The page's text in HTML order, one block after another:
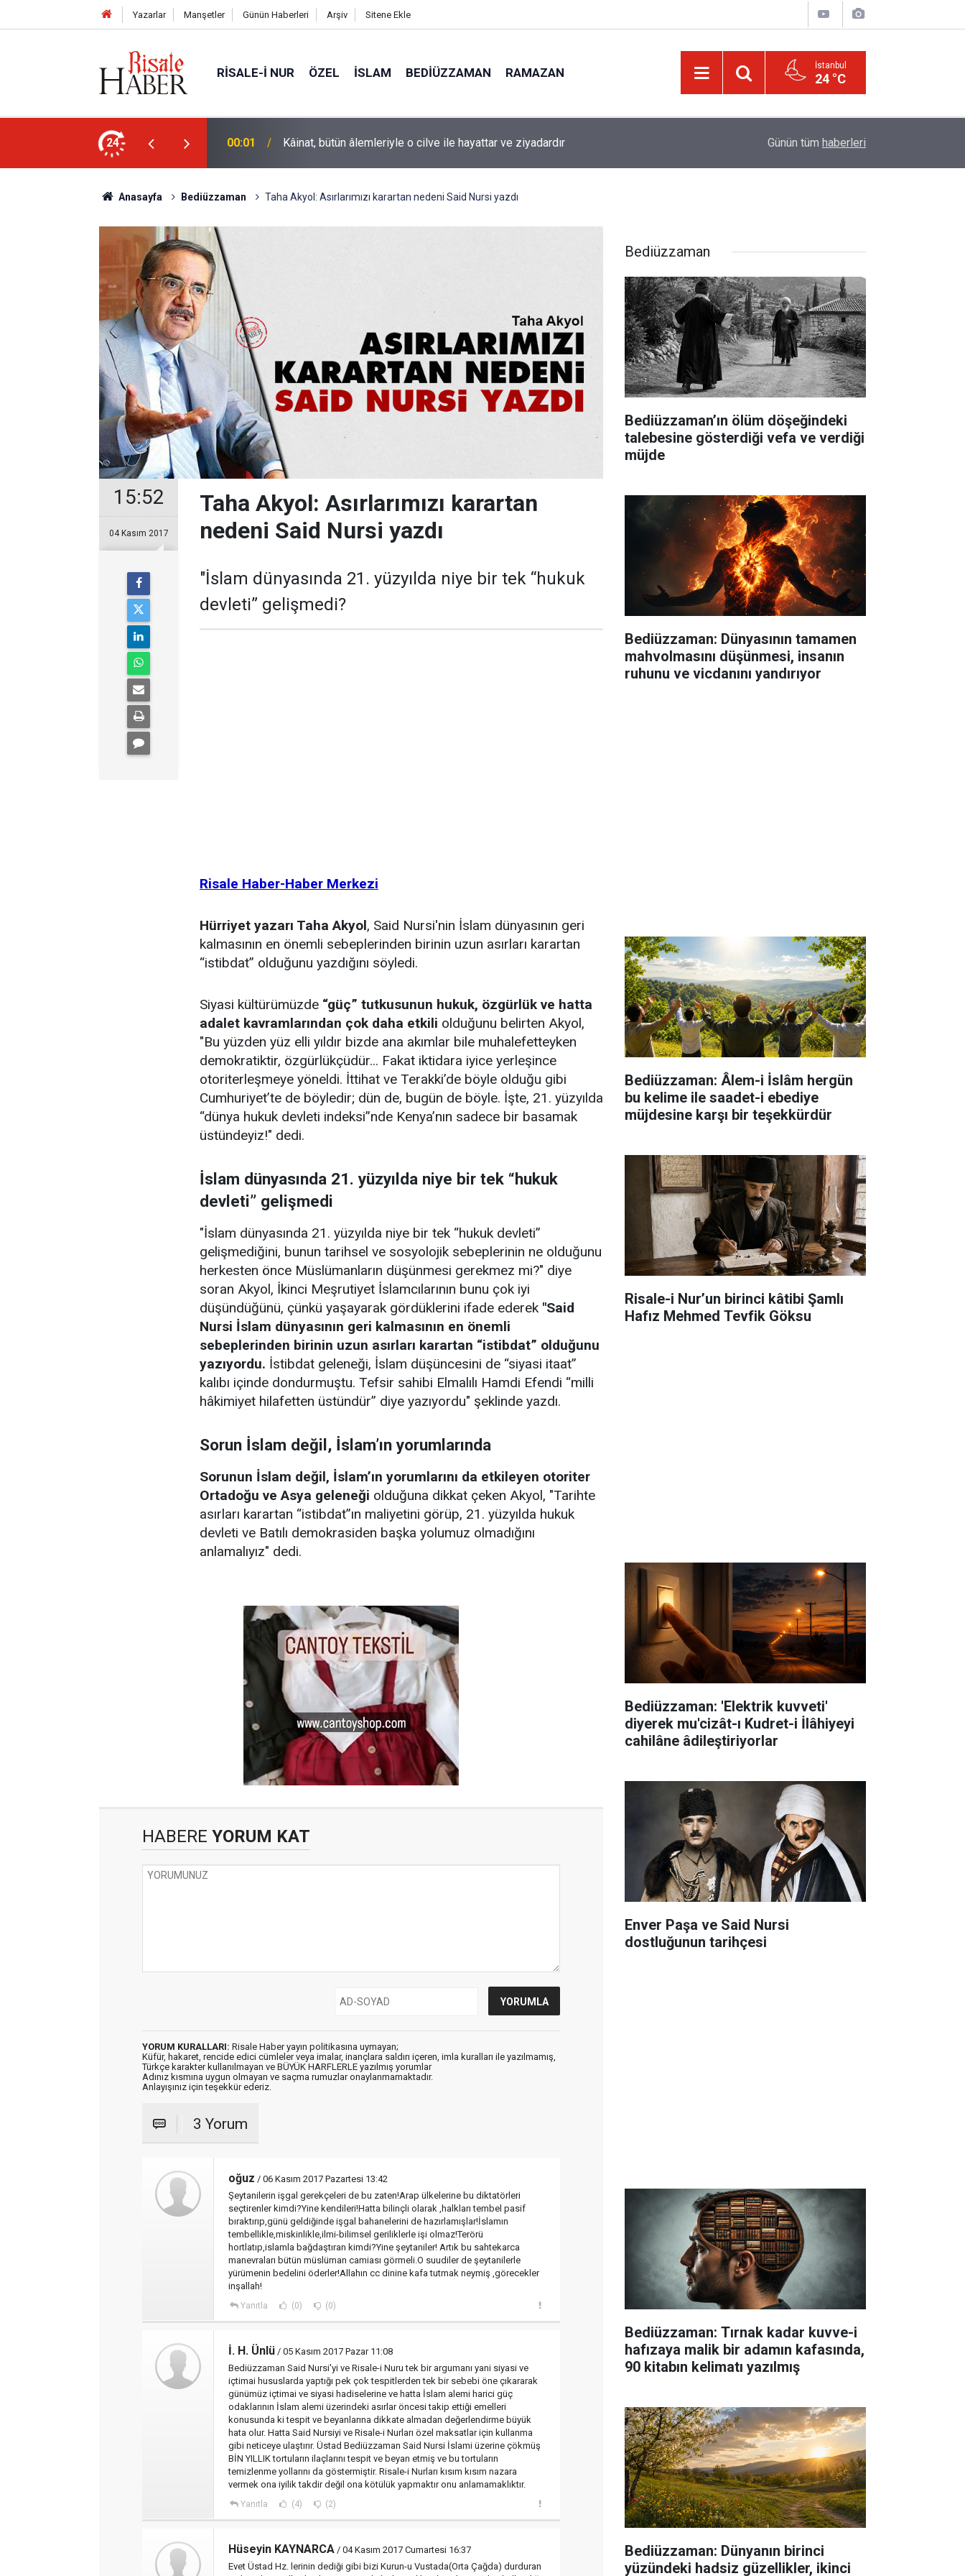
Yazarlar Manşetler Günün Haberleri Arşiv Sitene Ekle
RISALE-I NUR ÖZEL İSLAM BEDIÜZZAMAN RAMAZAN İstanbul
24 °C
24
de kaldırıp yere çaldı 00:01 Kâinat, bütün âlemleriyle o cilve ile hayattar ve ziyadardır İstanbul'da sis
Günün tüm haberleri
Anasayfa Bediüzzaman Taha Akyol: Asırlarımızı karartan nedeni Said Nursi yazdı
15:52
04 Kasım 2017
Taha Akyol: Asırlarımızı karartan
nedeni Said Nursi yazdı
"İslam dünyasında 21. yüzyılda niye bir tek “hukuk
devleti” gelişmedi?
Risale Haber-Haber Merkezi
Hürriyet yazarı Taha Akyol, Said Nursi'nin İslam dünyasının geri
kalmasının en önemli sebeplerinden birinin uzun asırları karartan
“istibdat” olduğunu yazdığını söyledi.
Siyasi kültürümüzde “güç” tutkusunun hukuk, özgürlük ve hatta
adalet kavramlarından çok daha etkili olduğunu belirten Akyol,
"Bu yüzden yüz elli yıldır bizde ana akımlar bile muhalefetteyken
demokratiktir, özgürlükçüdür... Fakat iktidara iyice yerleşince
otoriterleşmeye yöneldi. İttihat ve Terakki’de böyle olduğu gibi
Cumhuriyet’te de böyledir; dün de, bugün de böyle. İşte, 21. yüzyılda
“dünya hukuk devleti indeksi”nde Kenya’nın sadece bir basamak
üstündeyiz!" dedi.
İslam dünyasında 21. yüzyılda niye bir tek “hukuk
devleti” gelişmedi
"İslam dünyasında 21. yüzyılda niye bir tek “hukuk devleti”
gelişmediğini, bunun tarihsel ve sosyolojik sebeplerinin ne olduğunu
herkesten önce Müslümanların düşünmesi gerekmez mi?" diye
soran Akyol, İkinci Meşrutiyet İslamcılarının bunu çok iyi
düşündüğünü, çünkü yaşayarak gördüklerini ifade ederek "Said
Nursi İslam dünyasının geri kalmasının en önemli
sebeplerinden birinin uzun asırları karartan “istibdat” olduğunu
yazıyordu. İstibdat geleneği, İslam düşüncesini de “siyasi itaat”
kalıbı içinde dondurmuştu. Tefsir sahibi Elmalılı Hamdi Efendi “milli
hâkimiyet hilafetten üstündür” diye yazıyordu" şeklinde yazdı.
Sorun İslam değil, İslam’ın yorumlarında
Sorunun İslam değil, İslam’ın yorumlarını da etkileyen otoriter
Ortadoğu ve Asya geleneği olduğuna dikkat çeken Akyol, "Tarihte
asırları karartan “istibdat”ın maliyetini görüp, 21. yüzyılda hukuk
devleti ve Batılı demokrasiden başka yolumuz olmadığını
anlamalıyız" dedi.
HABERE YORUM KAT
YORUM KURALLARI: Risale Haber yayın politikasına uymayan;
Küfür, hakaret, rencide edici cümleler veya imalar, inançlara saldırı içeren, imla kuralları ile yazılmamış,
Türkçe karakter kullanılmayan ve BÜYÜK HARFLERLE yazılmış yorumlar
Adınız kısmına uygun olmayan ve saçma rumuzlar onaylanmamaktadır.
Anlayışınız için teşekkür ederiz.
3 Yorum
oğuz / 06 Kasım 2017 Pazartesi 13:42
Şeytanilerin işgal gerekçeleri de bu zaten!Arap ülkelerine bu diktatörleri
seçtirenler kimdi?Yine kendileri!Hatta bilinçli olarak ,halkları tembel pasif
bıraktırıp,günü geldiğinde işgal bahanelerini de hazırlamışlar!İslamın
tembellikle,miskinlikle,ilmi-bilimsel geriliklerle işi olmaz!Terörü
hortlatıp,islamla bağdaştıran kimdi?Yine şeytaniler! Artık bu sahtekarca
manevraları bütün müslüman camiası görmeli.O suudiler de şeytanilerle
yürümenin bedelini öderler!Allahın cc dinine kafa tutmak neymiş ,görecekler
inşallah!
Yanıtla (0) (0)
İ. H. Ünlü / 05 Kasım 2017 Pazar 11:08
Bediüzzaman Said Nursi'yi ve Risale-i Nuru tek bir argumanı yani siyasi ve
içtimai hususlarda yaptığı pek çok tespitlerden tek bir sebebi öne çıkararak
günümüz içtimai ve siyasi hadiselerine ve hatta İslam alemi harici güç
odaklarının İslam alemi üzerindeki asırlar öncesi takip ettiği emelleri
konusunda ki tespit ve beyanlarına dikkate almadan değerlendirme büyük
hata olur. Hatta Said Nursiyi ve Risale-i Nurları özel maksatlar için kullanma
gibi neticeye ulaştırır. Üstad Bediüzzaman Said Nursi İslami üzerine çökmüş
BİN YILLIK tortuların ilaçlarını tespit ve beyan etmiş ve bu tortuların
temizlenme yollarını da göstermiştir. Risale-i Nurları kısım kısım nazara
vermek ona iyilik takdir değil ona kötülük yapmaktır onu anlamamaklıktır.
Yanıtla (4) (2)
Hüseyin KAYNARCA / 04 Kasım 2017 Cumartesi 16:37
Evet Üstad Hz. lerinin dediği gibi bizi Kurun-u Vustada(Orta Çağda) durduran
Bediüzzaman
Bediüzzaman’ın ölüm döşeğindeki
talebesine gösterdiği vefa ve verdiği
müjde
Bediüzzaman: Dünyasının tamamen
mahvolmasını düşünmesi, insanın
ruhunu ve vicdanını yandırıyor
Bediüzzaman: Âlem-i İslâm hergün
bu kelime ile saadet-i ebediye
müjdesine karşı bir teşekkürdür
Risale-i Nur’un birinci kâtibi Şamlı
Hafız Mehmed Tevfik Göksu
Bediüzzaman: 'Elektrik kuvveti'
diyerek mu'cizât-ı Kudret-i İlâhiyeyi
cahilâne âdileştiriyorlar
Enver Paşa ve Said Nursi
dostluğunun tarihçesi
Bediüzzaman: Tırnak kadar kuvve-i
hafızaya malik bir adamın kafasında,
90 kitabın kelimatı yazılmış
Bediüzzaman: Dünyanın birinci
yüzündeki hadsiz güzellikler, ikinci